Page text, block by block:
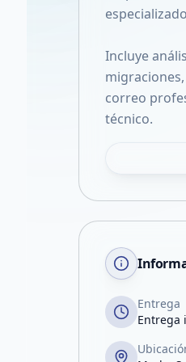
Incluye
correo
técnico.
Entrega
Entrega